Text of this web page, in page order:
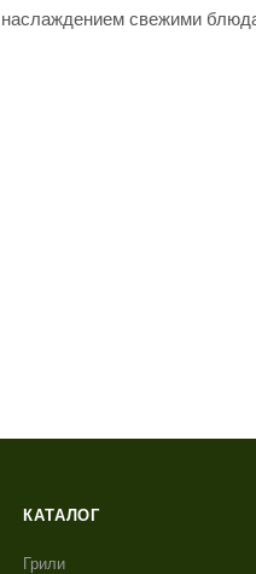
свежими
КАТАЛОГ
Грили